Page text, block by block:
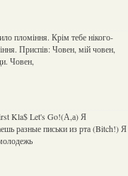
пломіння. Крім тебе нікого-
Приспів: Човен, мій човен,
Човен,
Kla$ Let's Go!(А,а) Я
разные письки из рта (Bitch!) Я